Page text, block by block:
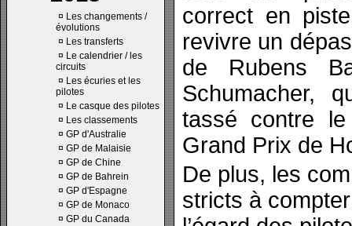
¤ Les changements /
évolutions
¤ Les transferts
¤ Le calendrier / les
circuits
¤ Les écuries et les
pilotes
¤ Le casque des pilotes
¤ Les classements
¤ GP d'Australie
¤ GP de Malaisie
¤ GP de Chine
¤ GP de Bahrein
¤ GP d'Espagne
¤ GP de Monaco
¤ GP du Canada
correct en
revivre un
de Rubens
Schumacher,
tassé contre
Grand Prix de
De plus, les
stricts à